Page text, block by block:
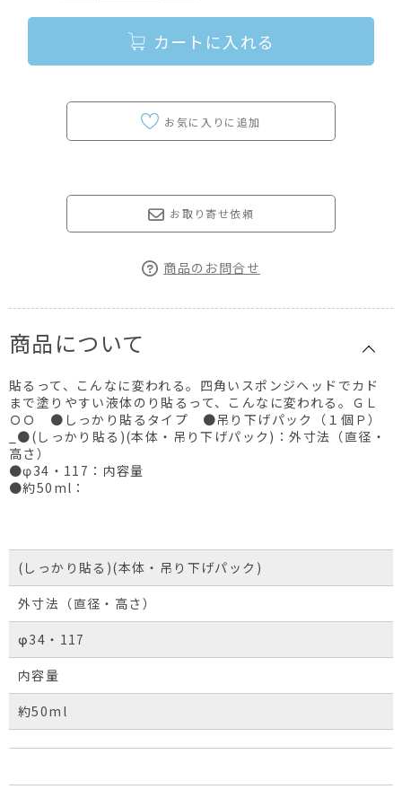
カートに入れる
お取り寄せ依頼
商品のお問合せ
商品について
貼るって、こんなに変われる。四角いスポンジヘッドでカド
まで塗りやすい液体のり貼るって、こんなに変われる。ＧＬ
ＯＯ ●しっかり貼るタイプ ●吊り下げパック（１個Ｐ）
_●(しっかり貼る)(本体・吊り下げパック)：外寸法（直径・
高さ）
●φ34・117：内容量
●約50ml：
(しっかり貼る)(本体・吊り下げパック)
外寸法（直径・高さ）
φ34・117
内容量
約50ml